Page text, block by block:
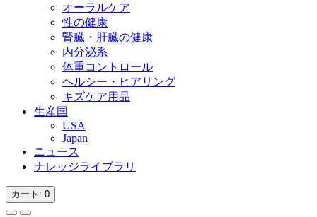
オーラルケア
性の健康
腎臓・肝臓の健康
内分泌系
体重コントロール
ヘルシー・ヒアリング
キズケア用品
生産国
USA
Japan
ニュース
ナレッジライブラリ
カート : 0